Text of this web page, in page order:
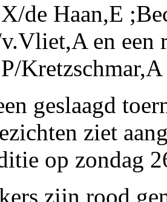
de Haan,E
en een
Kretzschmar,A
geslaagd
ziet
op zondag
zijn rood